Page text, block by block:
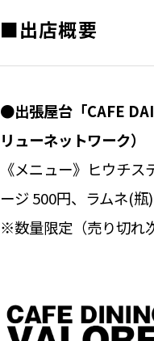
■出店概要
●出張屋台「CAFE
リューネットワーク）
《メニュー》ヒウチ
ージ 500円、ラムネ(瓶
※数量限定（売り切れ